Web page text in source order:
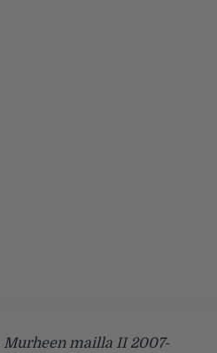
Murheen mailla II 2007-